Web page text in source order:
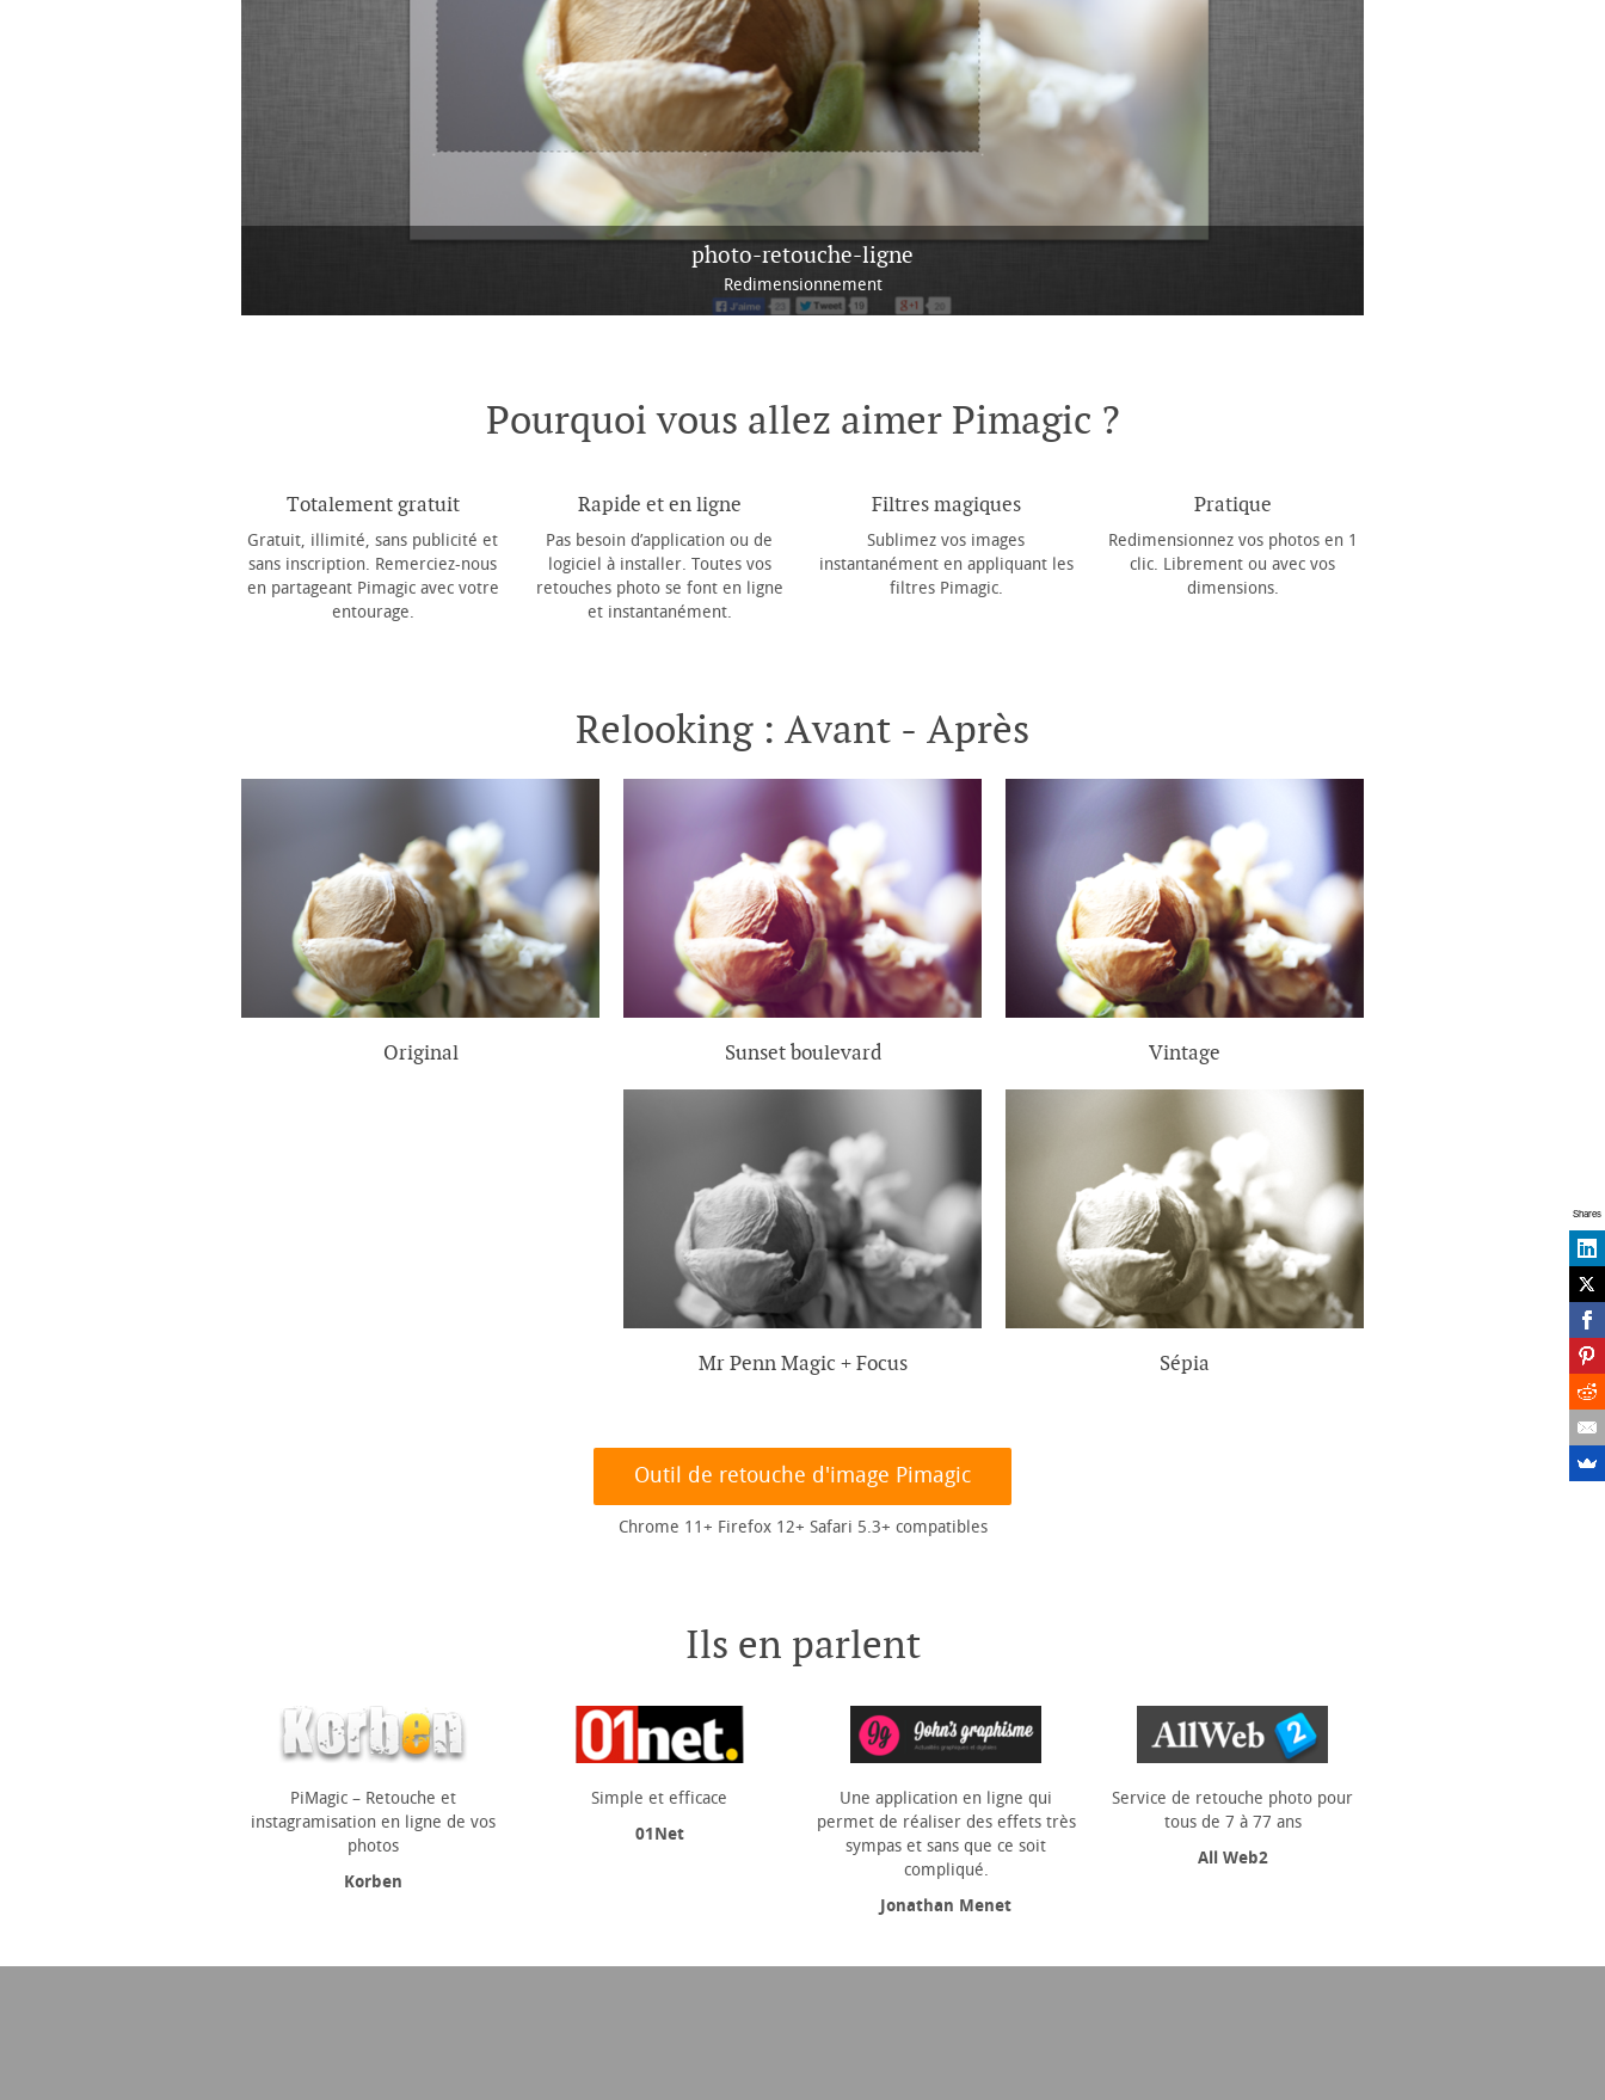
photo-retouche-ligne
Redimensionnement
Pourquoi vous allez aimer Pimagic ?
Totalement gratuit
Gratuit, illimité, sans publicité et
sans inscription. Remerciez-nous
en partageant Pimagic avec votre
entourage.
Rapide et en ligne
Pas besoin d’application ou de
logiciel à installer. Toutes vos
retouches photo se font en ligne
et instantanément.
Filtres magiques
Sublimez vos images
instantanément en appliquant les
filtres Pimagic.
Pratique
Redimensionnez vos photos en 1
clic. Librement ou avec vos
dimensions.
Relooking : Avant - Après
Original Sunset boulevard Vintage
Mr Penn Magic + Focus Sépia
Outil de retouche d'image Pimagic
Chrome 11+ Firefox 12+ Safari 5.3+ compatibles
Ils en parlent
PiMagic – Retouche et
instagramisation en ligne de vos
photos
Korben
Simple et efficace
01Net
Une application en ligne qui
permet de réaliser des effets très
sympas et sans que ce soit
compliqué.
Jonathan Menet
Service de retouche photo pour
tous de 7 à 77 ans
All Web2
Shares